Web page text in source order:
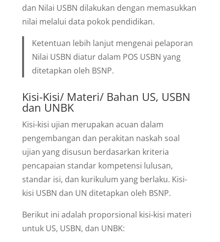
dan Nilai USBN dilakukan dengan memasukkan
nilai melalui data pokok pendidikan.
Ketentuan lebih lanjut mengenai pelaporan
Nilai USBN diatur dalam POS USBN yang
ditetapkan oleh BSNP.
Kisi-Kisi/ Materi/ Bahan US, USBN
dan UNBK
Kisi-kisi ujian merupakan acuan dalam
pengembangan dan perakitan naskah soal
ujian yang disusun berdasarkan kriteria
pencapaian standar kompetensi lulusan,
standar isi, dan kurikulum yang berlaku. Kisi-
kisi USBN dan UN ditetapkan oleh BSNP.
Berikut ini adalah proporsional kisi-kisi materi
untuk US, USBN, dan UNBK: